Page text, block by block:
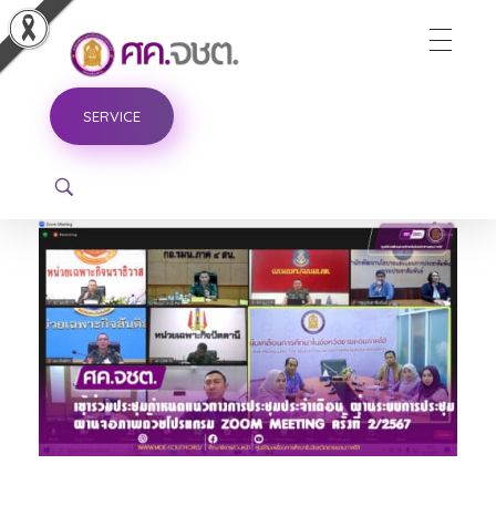
ศูนย์ขับเคลื่อนการศึกษาในจังหวัดชายแดนภาคใต้
SERVICE